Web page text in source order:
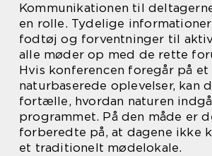
Kommunikationen til
en rolle. Tydelige
fodtøj og forventninger til
alle møder op med de rette
Hvis konferencen foregår på et
naturbaserede oplevelser, kan
fortælle, hvordan naturen
programmet. På den måde er
forberedte på, at dagene ikke
et traditionelt mødelokale.